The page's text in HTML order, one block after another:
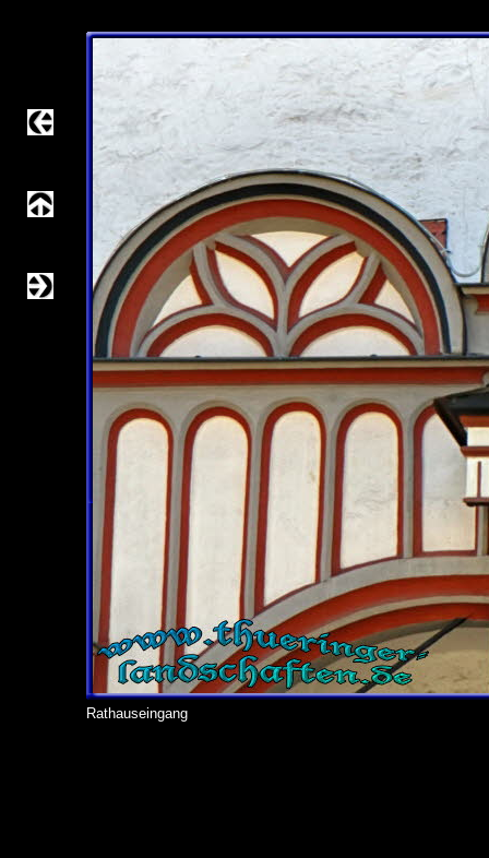
Rathauseingang